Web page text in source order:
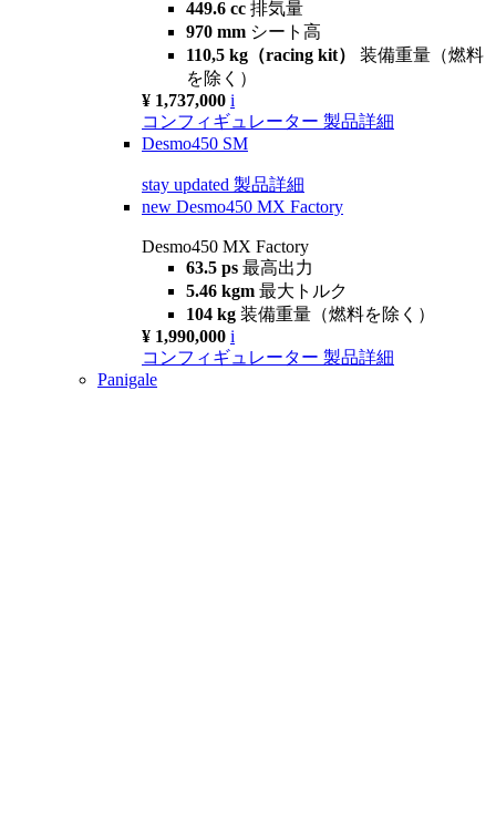
449.6 cc 排気量
970 mm シート高
110,5 kg（racing kit） 装備重量（燃料
を除く）
¥ 1,737,000 i
コンフィギュレーター 製品詳細
Desmo450 SM
stay updated 製品詳細
new Desmo450 MX Factory
Desmo450 MX Factory
63.5 ps 最高出力
5.46 kgm 最大トルク
104 kg 装備重量（燃料を除く）
¥ 1,990,000 i
コンフィギュレーター 製品詳細
Panigale